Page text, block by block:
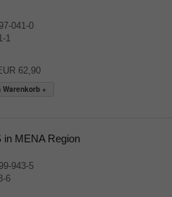
041-0
1
62,90
in MENA Region
943-5
6